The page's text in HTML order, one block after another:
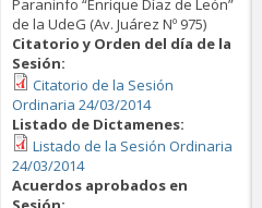
Paraninfo “Enrique Díaz de León”
de la UdeG (Av. Juárez Nº 975)
Citatorio y Orden del día de la
Sesión:
Citatorio de la Sesión
Ordinaria 24/03/2014
Listado de Dictamenes:
Listado de la Sesión Ordinaria
24/03/2014
Acuerdos aprobados en